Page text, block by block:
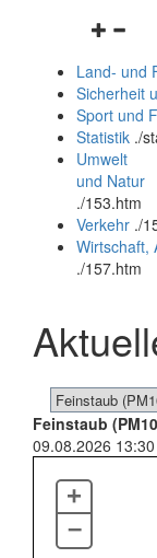
und
schließen
Land- und
Sicherheit
Sport und
Statistik ./
Umwelt
und Natur
./153.htm
Verkehr ./
Wirtschaft,
./157.htm
Feinstaub
09.08.2026 13:30
+
–